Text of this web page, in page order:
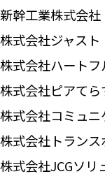
新幹工業株式会社
株式会社ジャスト
株式会社ハートフ
株式会社ピアてら
株式会社コミュ
株式会社トラン
株式会社JCGソリ